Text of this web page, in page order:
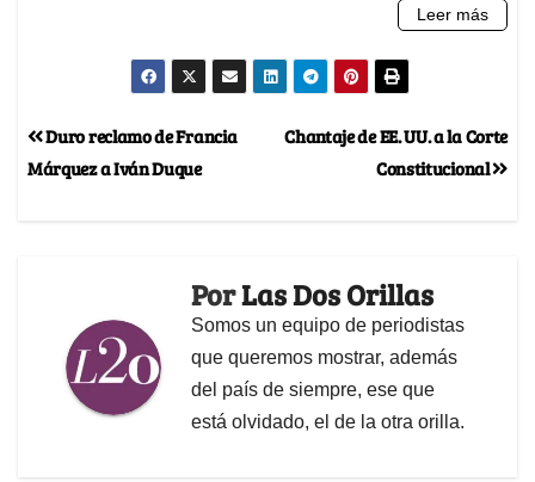
Chantaje de EE. UU. a la Corte
Constitucional
Duro reclamo de Francia
Márquez a Iván Duque
PorLas Dos Orillas
Somos un equipo de periodistas
que queremos mostrar, además
del país de siempre, ese que
está olvidado, el de la otra orilla.